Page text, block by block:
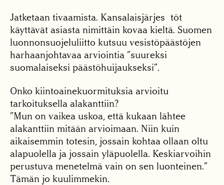
Jatketaan tivaamista. Kansalaisjärjes töt
käyttävät asiasta nimittäin kovaa kieltä. Suomen
luonnonsuojeluliitto kutsuu vesistöpäästöjen
harhaanjohtavaa arviointia ”suureksi
suomalaiseksi päästöhuijaukseksi”.
Onko kiintoainekuormituksia arvioitu
tarkoituksella alakanttiin?
”Mun on vaikea uskoa, että kukaan lähtee
alakanttiin mitään arvioimaan. Niin kuin
aikaisemmin totesin, jossain kohtaa ollaan oltu
alapuolella ja jossain yläpuolella. Keskiarvoihin
perustuva menetelmä vain on sen luonteinen.”
Tämän jo kuulimmekin.